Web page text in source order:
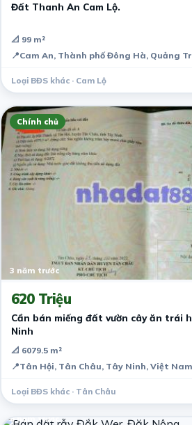
Đất Thanh An Cam Lộ.
📐 99 m²
📍Cam An, Thành phố Đông Hà, Quảng
Loại BĐS khác · Cam Lộ
Chính chủ
3 năm trước
620 Triệu
Cần bán miếng đất vườn cây ăn trái
Ninh
📐 6079.5 m²
📍Tân Hội, Tân Châu, Tây Ninh, Việt Nam
Loại BĐS khác · Tân Châu
6 năm trước